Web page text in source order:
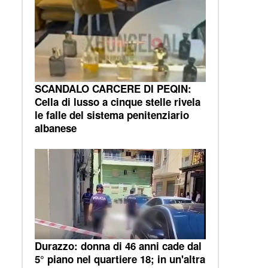
SCANDALO CARCERE DI PEQIN:
Cella di lusso a cinque stelle rivela
le falle del sistema penitenziario
albanese
Durazzo: donna di 46 anni cade dal
5° piano nel quartiere 18; in un'altra